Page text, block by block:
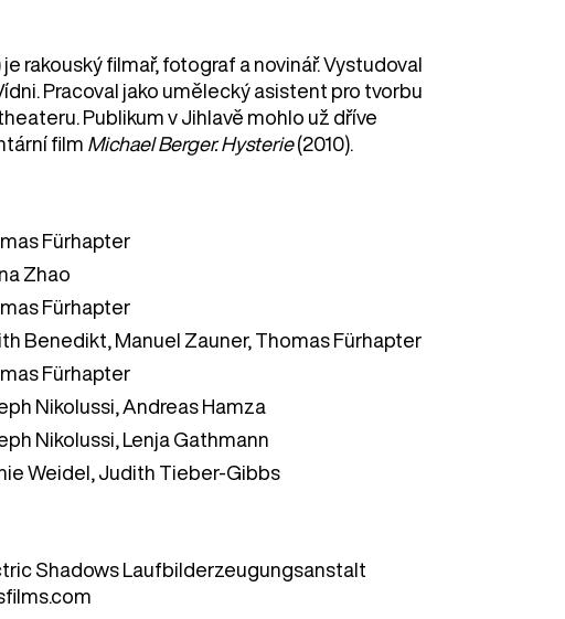
rakouský filmař, fotograf a novinář. Vystudoval
Pracoval jako umělecký asistent pro tvorbu
Publikum v Jihlavě mohlo už dříve
film Michael Berger. Hysterie(2010).
Fürhapter
Zhao
Fürhapter
Benedikt, Manuel Zauner, Thomas Fürhapter
Fürhapter
Nikolussi, Andreas Hamza
Nikolussi, Lenja Gathmann
Weidel, Judith Tieber-Gibbs
Shadows Laufbilderzeugungsanstalt